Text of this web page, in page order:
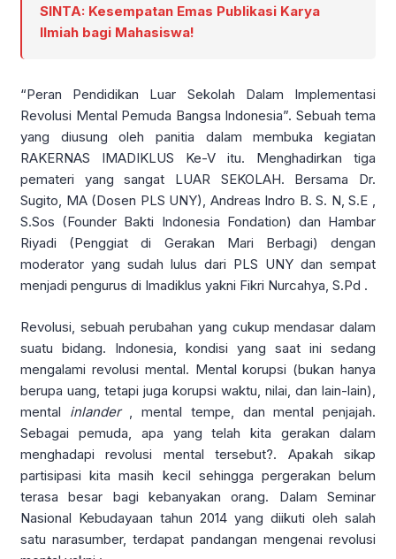
SINTA: Kesempatan Emas Publikasi Karya
Ilmiah bagi Mahasiswa!
“Peran Pendidikan Luar Sekolah Dalam Implementasi
Revolusi Mental Pemuda Bangsa Indonesia”. Sebuah tema
yang diusung oleh panitia dalam membuka kegiatan
RAKERNAS IMADIKLUS Ke-V itu. Menghadirkan tiga
pemateri yang sangat LUAR SEKOLAH. Bersama Dr.
Sugito, MA (Dosen PLS UNY), Andreas Indro B. S. N, S.E ,
S.Sos (Founder Bakti Indonesia Fondation) dan Hambar
Riyadi (Penggiat di Gerakan Mari Berbagi) dengan
moderator yang sudah lulus dari PLS UNY dan sempat
menjadi pengurus di Imadiklus yakni Fikri Nurcahya, S.Pd .
Revolusi, sebuah perubahan yang cukup mendasar dalam
suatu bidang. Indonesia, kondisi yang saat ini sedang
mengalami revolusi mental. Mental korupsi (bukan hanya
berupa uang, tetapi juga korupsi waktu, nilai, dan lain-lain),
mental inlander
, mental tempe, dan mental penjajah.
Sebagai pemuda, apa yang telah kita gerakan dalam
menghadapi revolusi mental tersebut?. Apakah sikap
partisipasi kita masih kecil sehingga pergerakan belum
terasa besar bagi kebanyakan orang. Dalam Seminar
Nasional Kebudayaan tahun 2014 yang diikuti oleh salah
satu narasumber, terdapat pandangan mengenai revolusi